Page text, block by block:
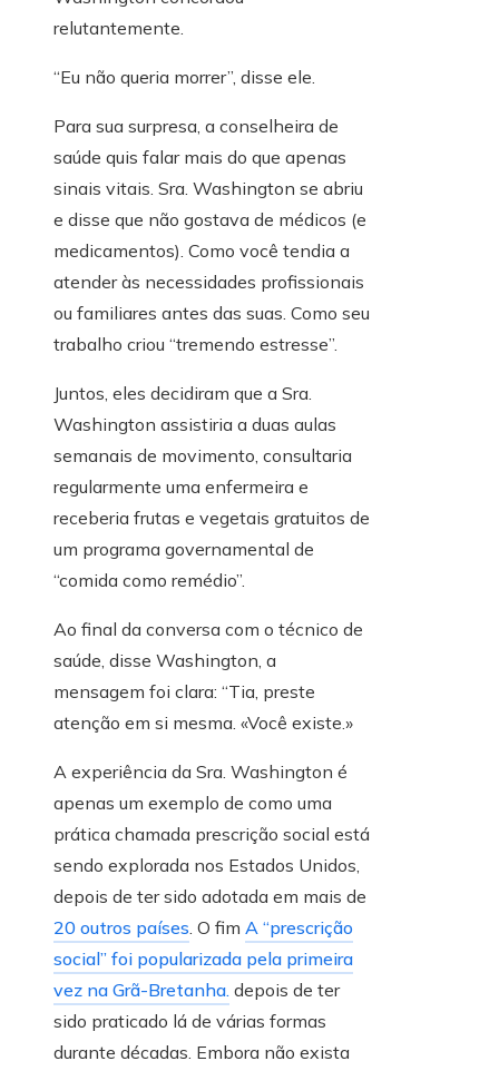
relutantemente.
“Eu não queria morrer”, disse ele.
Para sua surpresa, a conselheira de
saúde quis falar mais do que apenas
sinais vitais. Sra. Washington se abriu
e disse que não gostava de médicos (e
medicamentos). Como você tendia a
atender às necessidades profissionais
ou familiares antes das suas. Como seu
trabalho criou “tremendo estresse”.
Juntos, eles decidiram que a Sra.
Washington assistiria a duas aulas
semanais de movimento, consultaria
regularmente uma enfermeira e
receberia frutas e vegetais gratuitos de
um programa governamental de
“comida como remédio”.
Ao final da conversa com o técnico de
saúde, disse Washington, a
mensagem foi clara: “Tia, preste
atenção em si mesma. «Você existe.»
A experiência da Sra. Washington é
apenas um exemplo de como uma
prática chamada prescrição social está
sendo explorada nos Estados Unidos,
depois de ter sido adotada em mais de
20 outros países. O fim A “prescrição
social” foi popularizada pela primeira
vez na Grã-Bretanha. depois de ter
sido praticado lá de várias formas
durante décadas. Embora não exista